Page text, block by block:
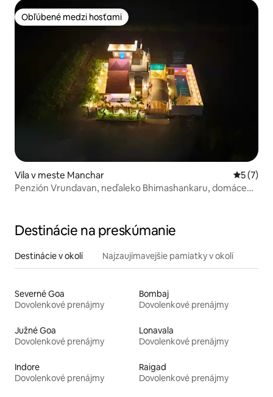
Obľúbené medzi hosťami
Obľúbené medzi hosťami
Vila v meste Manchar
5 (7)
Penzión Vrundavan, neďaleko Bhimashankaru, domáce
Destinácie na preskúmanie
Destinácie v okolí Najzaujímavejšie pamiatky v okolí
Severné Goa
Dovolenkové prenájmy
Bombaj
Dovolenkové prenájmy
Južné Goa
Dovolenkové prenájmy
Lonavala
Dovolenkové prenájmy
Indore
Dovolenkové prenájmy
Raigad
Dovolenkové prenájmy